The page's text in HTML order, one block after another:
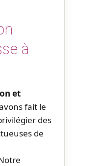
à
et
fait le
des
de